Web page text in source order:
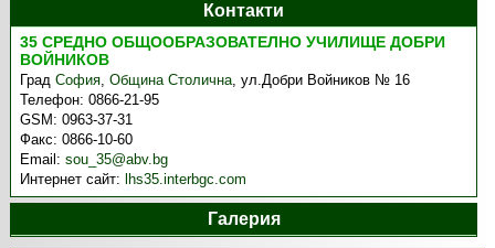
Контакти
35 СРЕДНО ОБЩООБРАЗОВАТЕЛНО УЧИЛИЩЕ ДОБРИ
ВОЙНИКОВ
ГрадСофия,Община Столична,ул.Добри Войников № 16
Телефон:0866-21-95
GSM:0963-37-31
Факс:0866-10-60
Email:sou_35@abv.bg
Интернет сайт:
lhs35.interbgc.com
Галерия